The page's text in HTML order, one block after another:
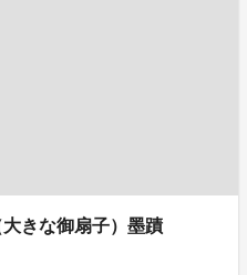
きな御扇子）墨蹟